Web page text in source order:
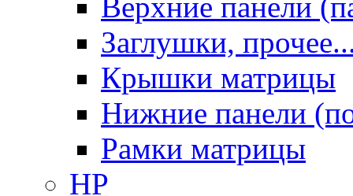
Заглушки,
Крышки матрицы
Нижние панели
Рамки матрицы
HP